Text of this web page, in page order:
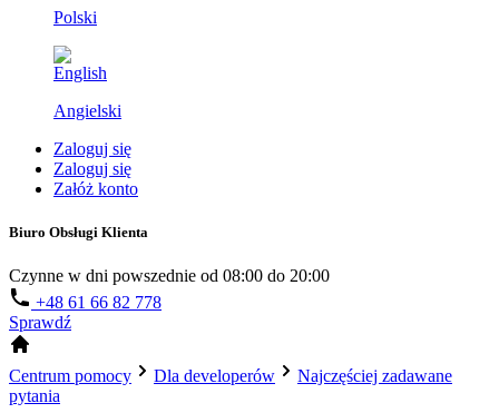
Polski
Angielski
Zaloguj się
Zaloguj się
Załóż konto
Biuro Obsługi Klienta
Czynne w dni powszednie od 08:00 do 20:00
+48 61 66 82 778
Sprawdź
Centrum pomocy Dla developerów
Najczęściej zadawane
pytania